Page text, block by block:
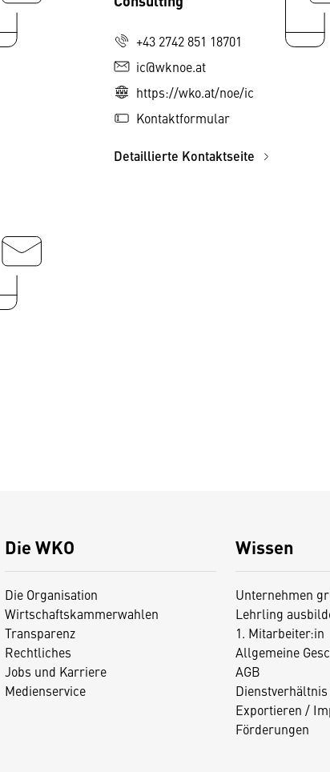
+43 2742 851 18701
ic@wknoe.at
https://wko.at/noe/ic
Kontaktformular
Detaillierte Kontaktseite
Die WKO
Die Organisation
Wirtschaftskammerwahlen
Transparenz
Rechtliches
Jobs und Karriere
Medienservice
Wissen
Unternehmen
Lehrling
1. Mitarbeiter:in
Allgemeine
AGB
Dienstverhältnis
Exportieren /
Förderungen